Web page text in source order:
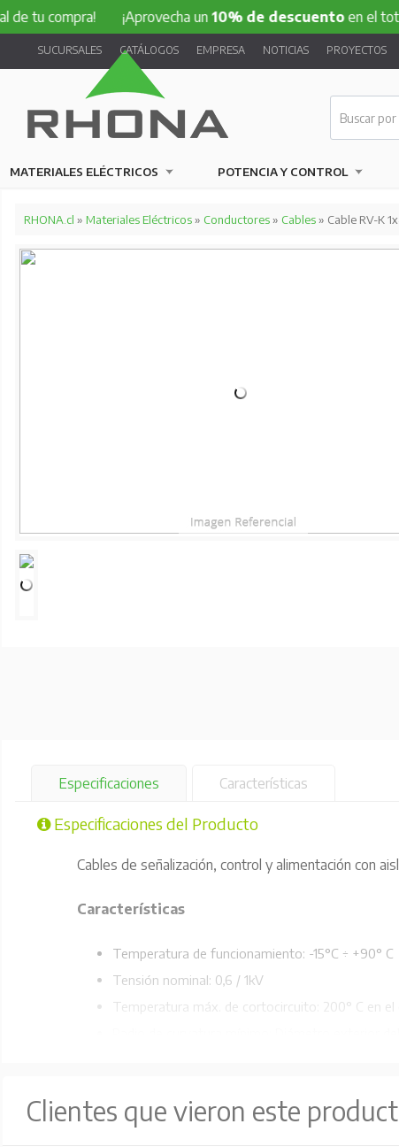
¡Aprovecha un10% de descuentoen el total de tu
SUCURSALES CATÁLOGOS EMPRESA NOTICIAS PROYECTOS
MATERIALES ELÉCTRICOS POTENCIA Y CONTROL
RHONA.cl » Materiales Eléctricos» Conductores» Cables» Cable RV-K
Especificaciones Características
Especificaciones del Producto
Cables de señalización, control y alimentación con
Características
Temperatura de funcionamiento: -15°C ÷ +90° C
Tensión nominal: 0,6 / 1kV
Temperatura máx. de cortocircuito: 200° C en el
Radio de curvatura mínimo: Diámetro exterior
Composición del conductor:
Clientes que vieron este